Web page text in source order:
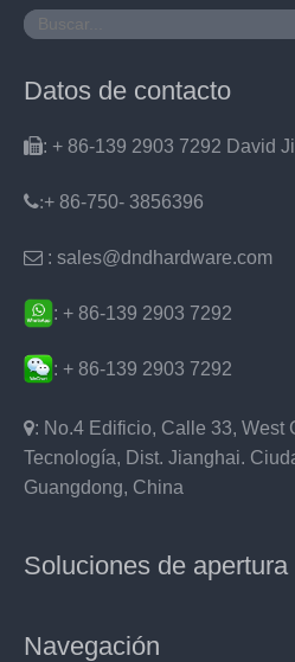
Datos de contacto
: + 86-139 2903 7292 David
:+ 86-750- 3856396
 : sales@dndhardware.com
: + 86-139 2903 7292
: + 86-139 2903 7292
: No.4 Edificio, Calle 33, West
Tecnología, Dist. Jianghai.
Guangdong, China
Soluciones de
Navegación